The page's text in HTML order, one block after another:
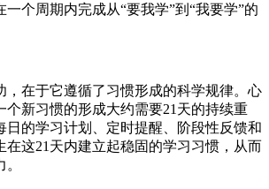
个周期内完成从“要我学”到“我要学”的
，在于它遵循了习惯形成的科学规律。心
个新习惯的形成大约需要21天的持续重
日的学习计划、定时提醒、阶段性反馈和
在这21天内建立起稳固的学习习惯，从而